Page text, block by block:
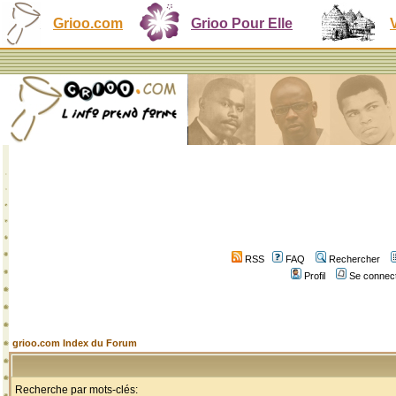
Grioo.com Grioo Pour Elle
RSS FAQ
Rechercher
Profil
Se
grioo.com Index du Forum
Recherche par mots-clés: